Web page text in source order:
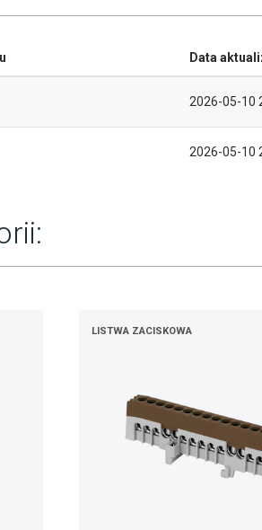
Data
2026-05-10
2026-05-10
LISTWA ZACISKOWA